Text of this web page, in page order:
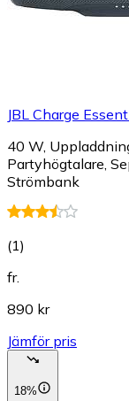
JBL Charge
40 W,
Partyhögtalare,
Strömbank
(1)
fr.
890 kr
Jämför pris
18%